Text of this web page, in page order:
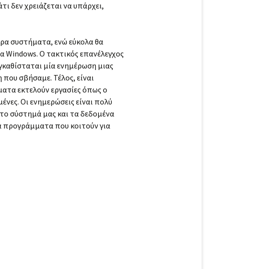
δεν χρειάζεται να υπάρχει,
συστήματα, ενώ εύκολα θα
Windows. Ο τακτικός επανέλεγχος
μία ενημέρωση μιας
σβήσαμε. Τέλος, είναι
εκτελούν εργασίες όπως ο
Οι ενημερώσεις είναι πολύ
σύστημά μας και τα δεδομένα
που κοιτούν για